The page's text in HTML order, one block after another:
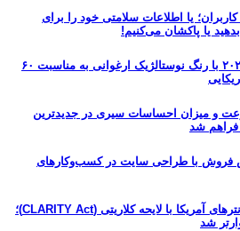
یا اطلاعات سلامتی خود را برای
یا پاکشان می‌کنیم!
رونمایی از دوج چارجر ۲۰۲۷ با رنگ نوستالژیک ارغوانی به مناسبت ۶۰
و میزان احساسات سیری در جدیدترین
فروش با طراحی سایت در کسب‌وکارهای
پایان مخالفت انجمن کلانترهای آمریکا با لایحه کلاریتی (CLARITY Act)؛
شد